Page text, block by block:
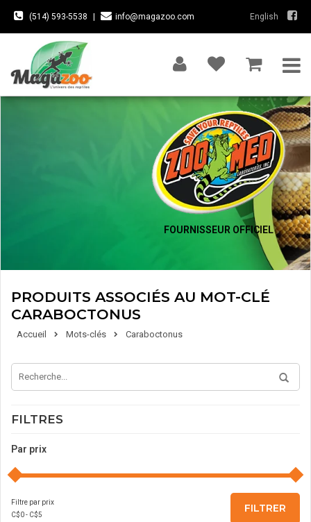
(514) 593-5538 info@magazoo.com English
FOURNISSEUR OFFICIEL
PRODUITS ASSOCIÉS AU MOT-CLÉ
CARABOCTONUS
Accueil Mots-clés Caraboctonus
FILTRES
Par prix
Filtre par prix
C$0- C$5
FILTRER